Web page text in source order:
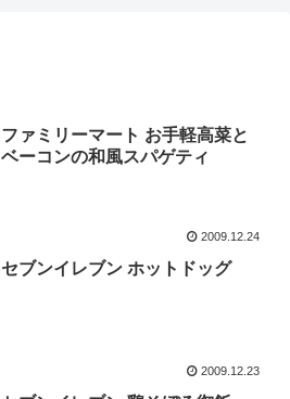
ファミリーマート お手軽高菜と
ベーコンの和風スパゲティ
2009.12.24
セブンイレブン ホットドッグ
2009.12.23